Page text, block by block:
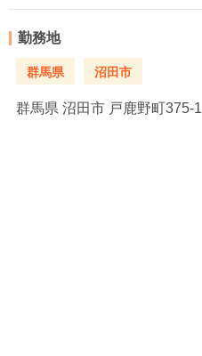
勤務地
群馬県 沼田市
群馬県 沼田市 戸鹿野町375-1